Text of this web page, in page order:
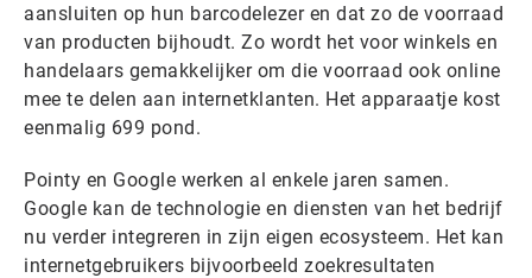
aansluiten op hun barcodelezer en dat zo de voorraad
van producten bijhoudt. Zo wordt het voor winkels en
handelaars gemakkelijker om die voorraad ook online
mee te delen aan internetklanten. Het apparaatje kost
eenmalig 699 pond.
Pointy en Google werken al enkele jaren samen.
Google kan de technologie en diensten van het bedrijf
nu verder integreren in zijn eigen ecosysteem. Het kan
internetgebruikers bijvoorbeeld zoekresultaten